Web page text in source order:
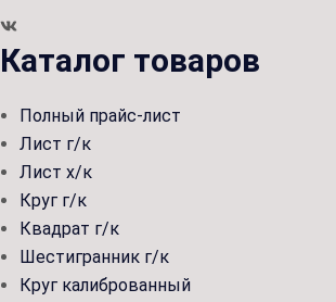
Каталог товаров
Полный прайс-лист
Лист г/к
Лист х/к
Круг г/к
Квадрат г/к
Шестигранник г/к
Круг калиброванный